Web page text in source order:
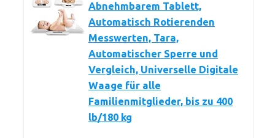
Abnehmbarem Tablett,
Automatisch Rotierenden
Messwerten, Tara,
Automatischer Sperre und
Vergleich, Universelle Digitale
Waage für alle
Familienmitglieder, bis zu 400
lb/180 kg